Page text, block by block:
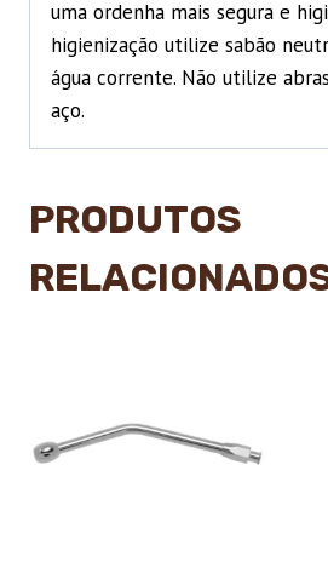
uma ordenha mais segura e
higienização utilize sabão
água corrente. Não utilize
aço.
PRODUTOS